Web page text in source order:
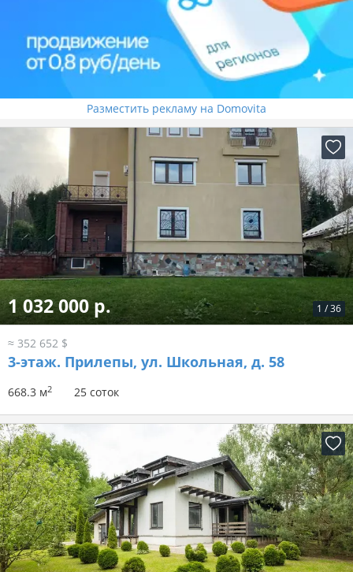
Разместить рекламу на Domovita
1 /36
1 032 000 р.
≈ 352 652 $
3-этаж. Прилепы, ул. Школьная, д. 58
668.3 м2 25 соток